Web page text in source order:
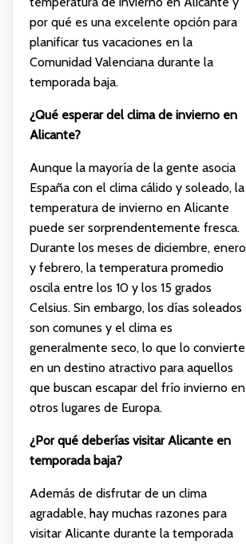
por qué es una excelente opción para
planificar tus vacaciones en la
Comunidad Valenciana durante la
temporada baja.
¿Qué esperar del clima de invierno en
Alicante?
Aunque la mayoría de la gente asocia
España con el clima cálido y soleado, la
temperatura de invierno en Alicante
puede ser sorprendentemente fresca.
Durante los meses de diciembre, enero
y febrero, la temperatura promedio
oscila entre los 10 y los 15 grados
Celsius. Sin embargo, los días soleados
son comunes y el clima es
generalmente seco, lo que lo convierte
en un destino atractivo para aquellos
que buscan escapar del frío invierno en
otros lugares de Europa.
¿Por qué deberías visitar Alicante en
temporada baja?
Además de disfrutar de un clima
agradable, hay muchas razones para
visitar Alicante durante la temporada